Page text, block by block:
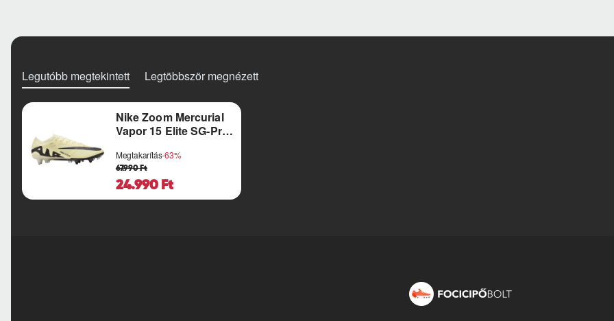
Legutóbb megtekintett Legtöbbször megnézett
Nike Zoom Mercurial
Vapor 15 Elite SG-Pro
Megtakarítás-63%
24.990 Ft
67.990 Ft